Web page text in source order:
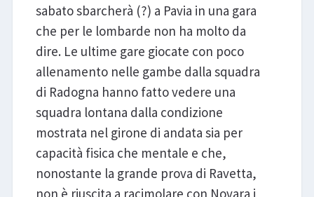
sabato sbarcherà (?) a Pavia in una gara
che per le lombarde non ha molto da
dire. Le ultime gare giocate con poco
allenamento nelle gambe dalla squadra
di Radogna hanno fatto vedere una
squadra lontana dalla condizione
mostrata nel girone di andata sia per
capacità fisica che mentale e che,
nonostante la grande prova di Ravetta,
non è riuscita a racimolare con Novara i